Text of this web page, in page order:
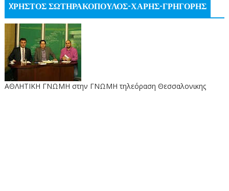
XΡΗΣΤΟΣ ΣΩΤΗΡΑΚΟΠΟΥΛΟΣ-ΧΑΡΗΣ-ΓΡΗΓΟΡΗΣ
ΑΘΛΗΤΙΚΗ ΓΝΩΜΗ στην ΓΝΩΜΗ τηλεόραση Θεσσαλονικης